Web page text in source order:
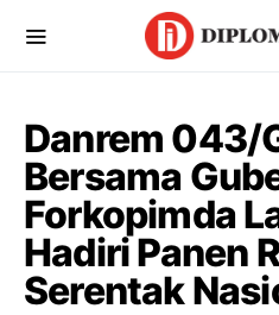
Danrem 043/
Bersama
Forkopimda
Hadiri Panen
Serentak